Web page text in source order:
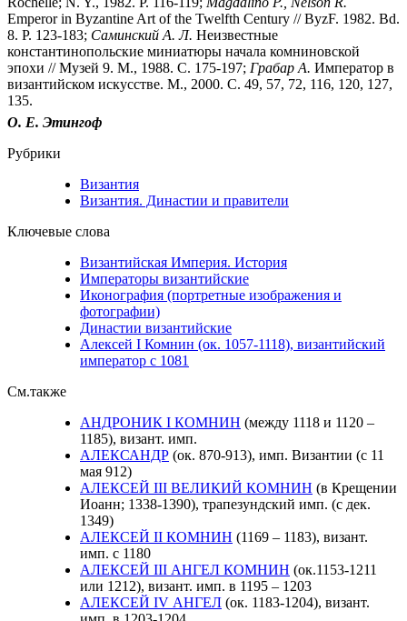
Emperor in Byzantine Art оf the Twelfth Century // ByzF. 1982. Bd.
8. P. 123-183; Саминский А. Л. Неизвестные
константинопольские миниатюры начала комниновской
эпохи // Музей 9. М., 1988. С. 175-197; Грабар А. Император в
византийском искусстве. М., 2000. С. 49, 57, 72, 116, 120, 127,
135.
О. Е. Этингоф
Рубрики
Византия
Византия. Династии и правители
Ключевые слова
Византийская Империя. История
Императоры византийские
Иконография (портретные изображения и
фотографии)
Династии византийские
Алексей I Комнин (ок. 1057-1118), византийский
император с 1081
См.также
АНДРОНИК I КОМНИН (между 1118 и 1120 –
1185), визант. имп.
АЛЕКСАНДР (ок. 870-913), имп. Византии (с 11
мая 912)
АЛЕКСЕЙ III ВЕЛИКИЙ КОМНИН (в Крещении
Иоанн; 1338-1390), трапезундский имп. (с дек.
1349)
АЛЕКСЕЙ II КОМНИН (1169 – 1183), визант.
имп. с 1180
АЛЕКСЕЙ III АНГЕЛ КОМНИН (ок.1153-1211
или 1212), визант. имп. в 1195 – 1203
АЛЕКСЕЙ IV АНГЕЛ (ок. 1183-1204), визант.